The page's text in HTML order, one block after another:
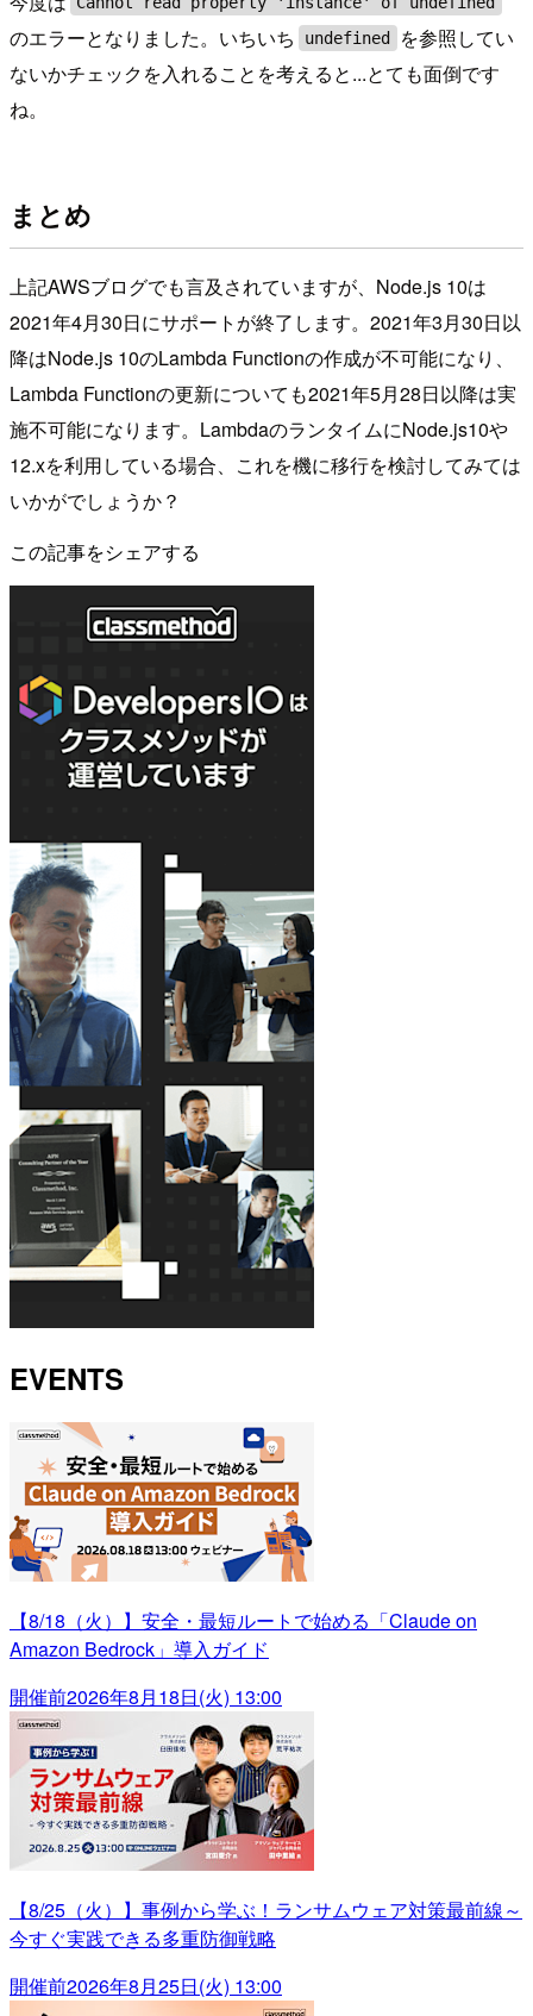
のエラーとなりました。いちいち undefined
を参照してい
ないかチェックを入れることを考えると...とても面倒です
ね。
まとめ
上記AWSブログでも言及されていますが、Node.js 10は
2021年4月30日にサポートが終了します。2021年3月30日以
降はNode.js 10のLambda Functionの作成が不可能になり、
Lambda Functionの更新についても2021年5月28日以降は実
施不可能になります。LambdaのランタイムにNode.js10や
12.xを利用している場合、これを機に移行を検討してみては
いかがでしょうか？
この記事をシェアする
EVENTS
【8/18（火）】安全・最短ルートで始める「Claude on
Amazon Bedrock」導入ガイド
開催前2026年8月18日(火) 13:00
【8/25（火）】事例から学ぶ！ランサムウェア対策最前線～
今すぐ実践できる多重防御戦略
開催前2026年8月25日(火) 13:00